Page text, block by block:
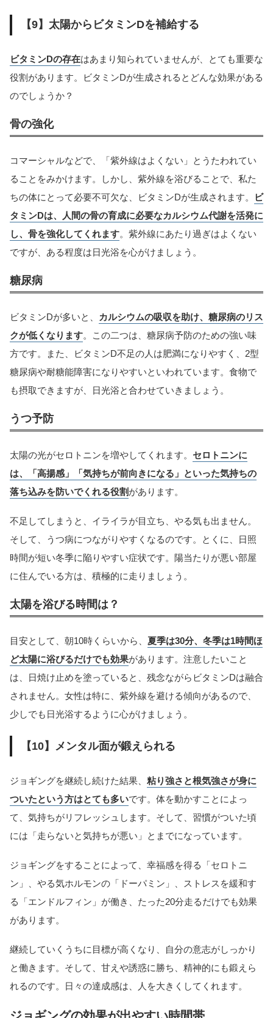
【9】太陽からビタミンDを補給する
ビタミンDの存在はあまり知られていませんが、とても重要な
役割があります。ビタミンDが生成されるとどんな効果がある
のでしょうか？
骨の強化
コマーシャルなどで、「紫外線はよくない」とうたわれてい
ることをみかけます。しかし、紫外線を浴びることで、私た
ちの体にとって必要不可欠な、ビタミンDが生成されます。
ビ
タミンDは、人間の骨の育成に必要なカルシウム代謝を活発に
し、骨を強化してくれます。紫外線にあたり過ぎはよくない
ですが、ある程度は日光浴を心がけましょう。
糖尿病
ビタミンDが多いと、
カルシウムの吸収を助け、糖尿病のリス
クが低くなります。この二つは、糖尿病予防のための強い味
方です。また、ビタミンD不足の人は肥満になりやすく、2型
糖尿病や耐糖能障害になりやすいといわれています。食物で
も摂取できますが、日光浴と合わせていきましょう。
うつ予防
太陽の光がセロトニンを増やしてくれます。 セロトニンに
は、「高揚感」「気持ちが前向きになる」といった気持ちの
落ち込みを防いでくれる役割があります。
不足してしまうと、イライラが目立ち、やる気も出ません。
そして、うつ病につながりやすくなるのです。とくに、日照
時間が短い冬季に陥りやすい症状です。陽当たりが悪い部屋
に住んでいる方は、積極的に走りましょう。
太陽を浴びる時間は？
目安として、朝10時くらいから、 夏季は30分、冬季は1時間ほ
ど太陽に浴びるだけでも効果があります。注意したいこと
は、日焼け止めを塗っていると、残念ながらビタミンDは融合
されません。女性は特に、紫外線を避ける傾向があるので、
少しでも日光浴するように心がけましょう。
【10】メンタル面が鍛えられる
ジョギングを継続し続けた結果、 粘り強さと根気強さが身に
ついたという方はとても多いです。体を動かすことによっ
て、気持ちがリフレッシュします。そして、習慣がついた頃
には「走らないと気持ちが悪い」とまでになっています。
ジョギングをすることによって、幸福感を得る「セロトニ
ン」、やる気ホルモンの「ドーパミン」、ストレスを緩和す
る「エンドルフィン」が働き、たった20分走るだけでも効果
があります。
継続していくうちに目標が高くなり、自分の意志がしっかり
と働きます。そして、甘えや誘惑に勝ち、精神的にも鍛えら
れるのです。日々の達成感は、人を大きくしてくれます。